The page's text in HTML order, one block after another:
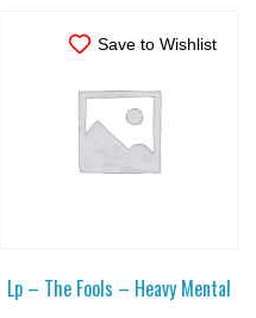
Save to Wishlist
Lp – The Fools – Heavy Mental